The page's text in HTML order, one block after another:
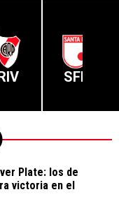
SFE
Plate: los de
victoria en el